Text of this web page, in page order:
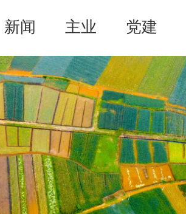
新闻 主业 党建